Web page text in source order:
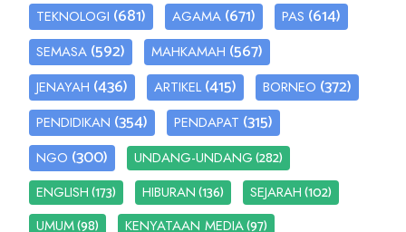
TEKNOLOGI (681) AGAMA (671) PAS (614)
SEMASA (592) MAHKAMAH (567)
JENAYAH (436) ARTIKEL (415) BORNEO (372)
PENDIDIKAN (354) PENDAPAT (315)
NGO (300) UNDANG-UNDANG(282)
ENGLISH(173) HIBURAN(136) SEJARAH(102)
UMUM(98) KENYATAAN MEDIA(97)